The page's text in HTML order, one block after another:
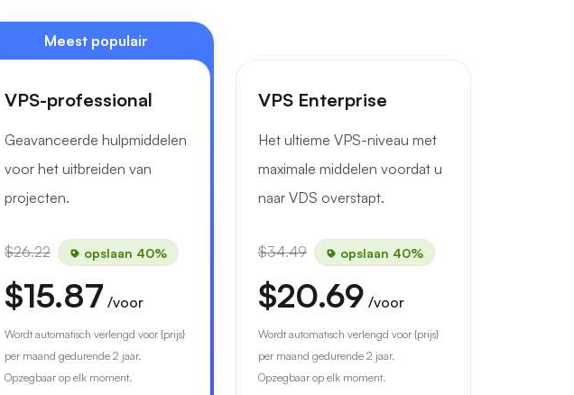
Meest populair
VPS-professional
Geavanceerde hulpmiddelen
voor het uitbreiden van
projecten.
$26.22 opslaan 40%
$15.87 /voor
Wordt automatisch verlengd voor {prijs}
per maand gedurende 2 jaar.
Opzegbaar op elk moment.
VPS Enterprise
Het ultieme VPS-niveau met
maximale middelen voordat u
naar VDS overstapt.
$34.49 opslaan 40%
$20.69 /voor
Wordt automatisch verlengd voor {prijs}
per maand gedurende 2 jaar.
Opzegbaar op elk moment.